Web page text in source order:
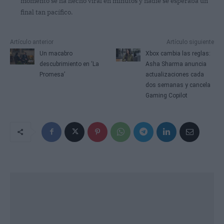
final tan pacífico.
Artículo anterior
Un macabro
descubrimiento en ‘La
Promesa’
Artículo siguiente
Xbox cambia las reglas:
Asha Sharma anuncia
actualizaciones cada
dos semanas y cancela
Gaming Copilot